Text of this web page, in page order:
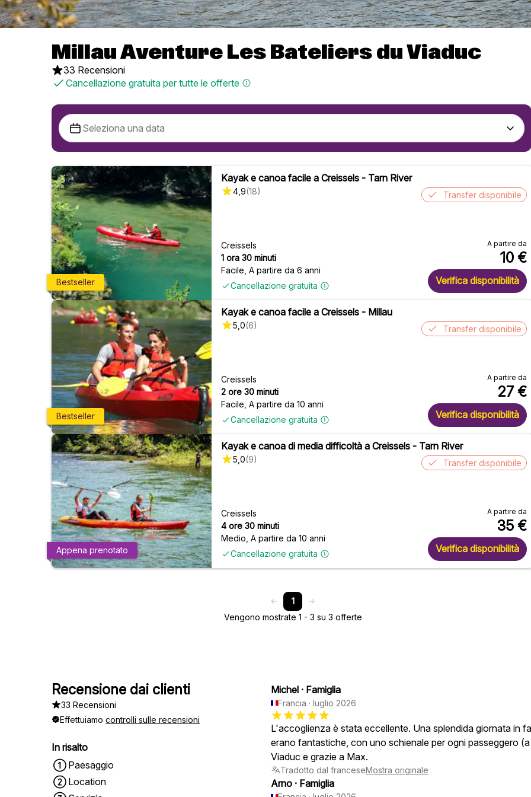
Millau Aventure Les Bateliers du Viaduc
33 Recensioni
Cancellazione gratuita per tutte le offerte
Bestseller
Kayak e canoa facile a Creissels - Tarn River
4,9(18)
Creissels
1 ora 30 minuti
Facile A partire da 6 anni
Cancellazione gratuita
Transfer disponibile
A partire da
10 €
Verifica disponibilità
Bestseller
Kayak e canoa facile a Creissels - Millau
5,0(6)
Creissels
2 ore 30 minuti
Facile A partire da 10 anni
Cancellazione gratuita
Transfer disponibile
A partire da
27 €
Verifica disponibilità
Appena prenotato
Kayak e canoa di media difficoltà a Creissels - Tarn River
5,0(9)
Creissels
4 ore 30 minuti
Medio A partire da 10 anni
Cancellazione gratuita
Transfer disponibile
A partire da
35 €
Verifica disponibilità
1
Vengono mostrate 1 - 3 su 3 offerte
Recensione dai clienti
33 Recensioni
Effettuiamo controlli sulle recensioni
In risalto
Paesaggio
Location
Michel · Famiglia
Francia · luglio 2026
L'accoglienza è stata eccellente. Una splendida giornata in
erano fantastiche, con uno schienale per ogni passeggero
Viaduc e grazie a Max.
Tradotto dal franceseMostra originale
Arno · Famiglia